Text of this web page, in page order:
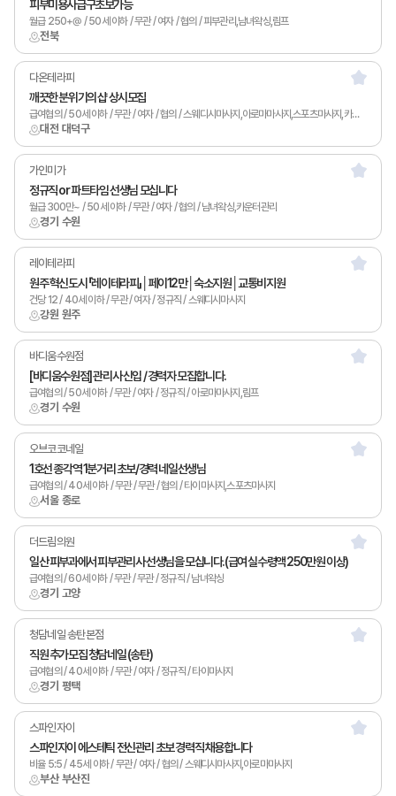
전북
피부미용사급구초보가능
월급 250+@ / 50세 이하 / 무관 / 여자 / 협의 / 피부관리,남녀왁싱,림프
대전 대덕구
다온테라피
깨끗한 분위기의 샵 상시모집
급여협의 / 50세 이하 / 무관 / 여자 / 협의 / 스웨디시마사지,아로마마사지,스포츠마사지,카운터관리,토탈샵관리,림프
경기 수원
가인미가
정규직 or 파트타임 선생님 모십니다
월급 300만~ / 50세 이하 / 무관 / 여자 / 협의 / 남녀왁싱,카운터관리
강원 원주
레이테라피
원주 혁신도시 「레이테라피」│페이12만│숙소지원│교통비지원
건당 12 / 40세 이하 / 무관 / 여자 / 정규직 / 스웨디시마사지
경기 수원
바디움수원점
[바디움수원점] 관리사 신입 / 경력자 모집합니다.
급여협의 / 50세 이하 / 무관 / 여자 / 정규직 / 아로마마사지,림프
서울 종로
오브코코네일
1호선 종각역 1분거리 초보/경력 네일선생님
급여협의 / 40세 이하 / 무관 / 무관 / 협의 / 타이마사지,스포츠마사지
경기 고양
더드림의원
일산 피부과에서 피부관리사 선생님을 모십니다.(급여 실수령액 250만원 이상)
급여협의 / 60세 이하 / 무관 / 무관 / 정규직 / 남녀왁싱
경기 평택
청담네일 송탄본점
직원 추가모집 청담네일 (송탄)
급여협의 / 40세 이하 / 무관 / 여자 / 정규직 / 타이마사지
부산 부산진
스파인자이
스파인자이 에스테틱 전신관리 초보 경력직 채용합니다
비율 5:5 / 45세 이하 / 무관 / 여자 / 협의 / 스웨디시마사지,아로마마사지